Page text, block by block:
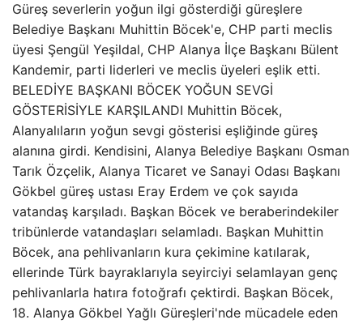
Güreş severlerin yoğun ilgi gösterdiği güreşlere
Belediye Başkanı Muhittin Böcek'e, CHP parti meclis
üyesi Şengül Yeşildal, CHP Alanya İlçe Başkanı Bülent
Kandemir, parti liderleri ve meclis üyeleri eşlik etti.
BELEDİYE BAŞKANI BÖCEK YOĞUN SEVGİ
GÖSTERİSİYLE KARŞILANDI Muhittin Böcek,
Alanyalıların yoğun sevgi gösterisi eşliğinde güreş
alanına girdi. Kendisini, Alanya Belediye Başkanı Osman
Tarık Özçelik, Alanya Ticaret ve Sanayi Odası Başkanı
Gökbel güreş ustası Eray Erdem ve çok sayıda
vatandaş karşıladı. Başkan Böcek ve beraberindekiler
tribünlerde vatandaşları selamladı. Başkan Muhittin
Böcek, ana pehlivanların kura çekimine katılarak,
ellerinde Türk bayraklarıyla seyirciyi selamlayan genç
pehlivanlarla hatıra fotoğrafı çektirdi. Başkan Böcek,
18. Alanya Gökbel Yağlı Güreşleri'nde mücadele eden